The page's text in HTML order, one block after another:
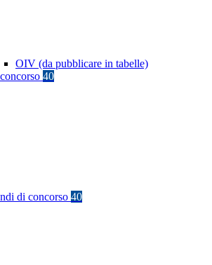
OIV (da pubblicare in tabelle)
40
di concorso 40